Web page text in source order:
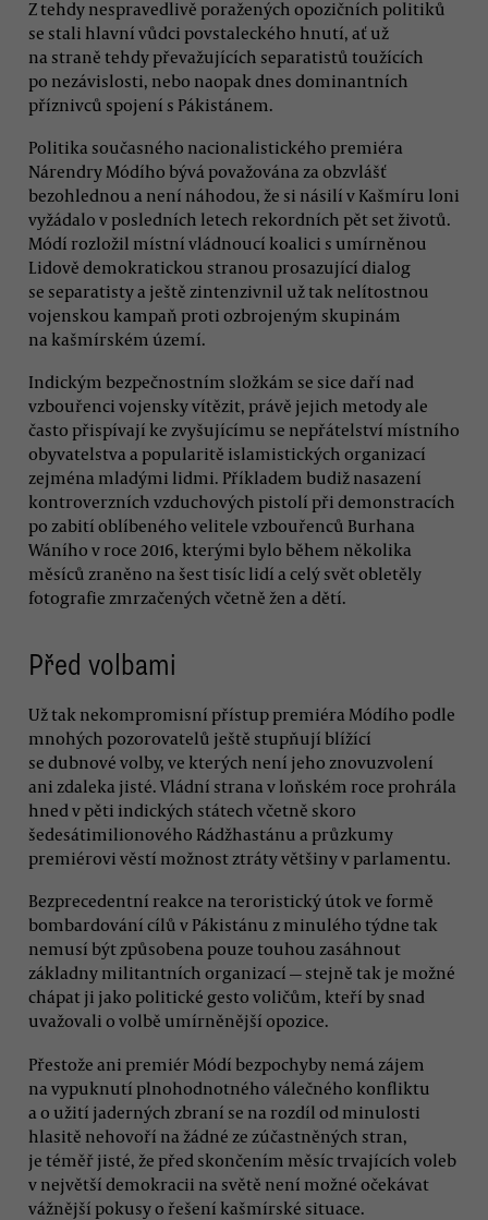
Z tehdy nespravedlivě poražených opozičních politiků
se stali hlavní vůdci povstaleckého hnutí, ať už
na straně tehdy převažujících separatistů toužících
po nezávislosti, nebo naopak dnes dominantních
příznivců spojení s Pákistánem.
Politika současného nacionalistického premiéra
Nárendry Módího bývá považována za obzvlášť
bezohlednou a není náhodou, že si násilí v Kašmíru loni
vyžádalo v posledních letech rekordních pět set životů.
Módí rozložil místní vládnoucí koalici s umírněnou
Lidově demokratickou stranou prosazující dialog
se separatisty a ještě zintenzivnil už tak nelítostnou
vojenskou kampaň proti ozbrojeným skupinám
na kašmírském území.
Indickým bezpečnostním složkám se sice daří nad
vzbouřenci vojensky vítězit, právě jejich metody ale
často přispívají ke zvyšujícímu se nepřátelství místního
obyvatelstva a popularitě islamistických organizací
zejména mladými lidmi. Příkladem budiž nasazení
kontroverzních vzduchových pistolí při demonstracích
po zabití oblíbeného velitele vzbouřenců Burhana
Wáního v roce 2016, kterými bylo během několika
měsíců zraněno na šest tisíc lidí a celý svět obletěly
fotografie zmrzačených včetně žen a dětí.
Před volbami
Už tak nekompromisní přístup premiéra Módího podle
mnohých pozorovatelů ještě stupňují blížící
se dubnové volby, ve kterých není jeho znovuzvolení
ani zdaleka jisté. Vládní strana v loňském roce prohrála
hned v pěti indických státech včetně skoro
šedesátimilionového Rádžhastánu a průzkumy
premiérovi věstí možnost ztráty většiny v parlamentu.
Bezprecedentní reakce na teroristický útok ve formě
bombardování cílů v Pákistánu z minulého týdne tak
nemusí být způsobena pouze touhou zasáhnout
základny militantních organizací — stejně tak je možné
chápat ji jako politické gesto voličům, kteří by snad
uvažovali o volbě umírněnější opozice.
Přestože ani premiér Módí bezpochyby nemá zájem
na vypuknutí plnohodnotného válečného konfliktu
a o užití jaderných zbraní se na rozdíl od minulosti
hlasitě nehovoří na žádné ze zúčastněných stran,
je téměř jisté, že před skončením měsíc trvajících voleb
v největší demokracii na světě není možné očekávat
vážnější pokusy o řešení kašmírské situace.